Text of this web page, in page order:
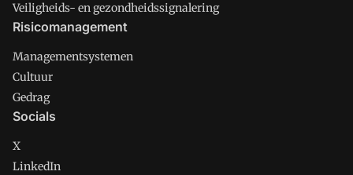
Veiligheids- en gezondheidssignalering
Risicomanagement
Managementsystemen
Cultuur
Gedrag
Socials
X
LinkedIn